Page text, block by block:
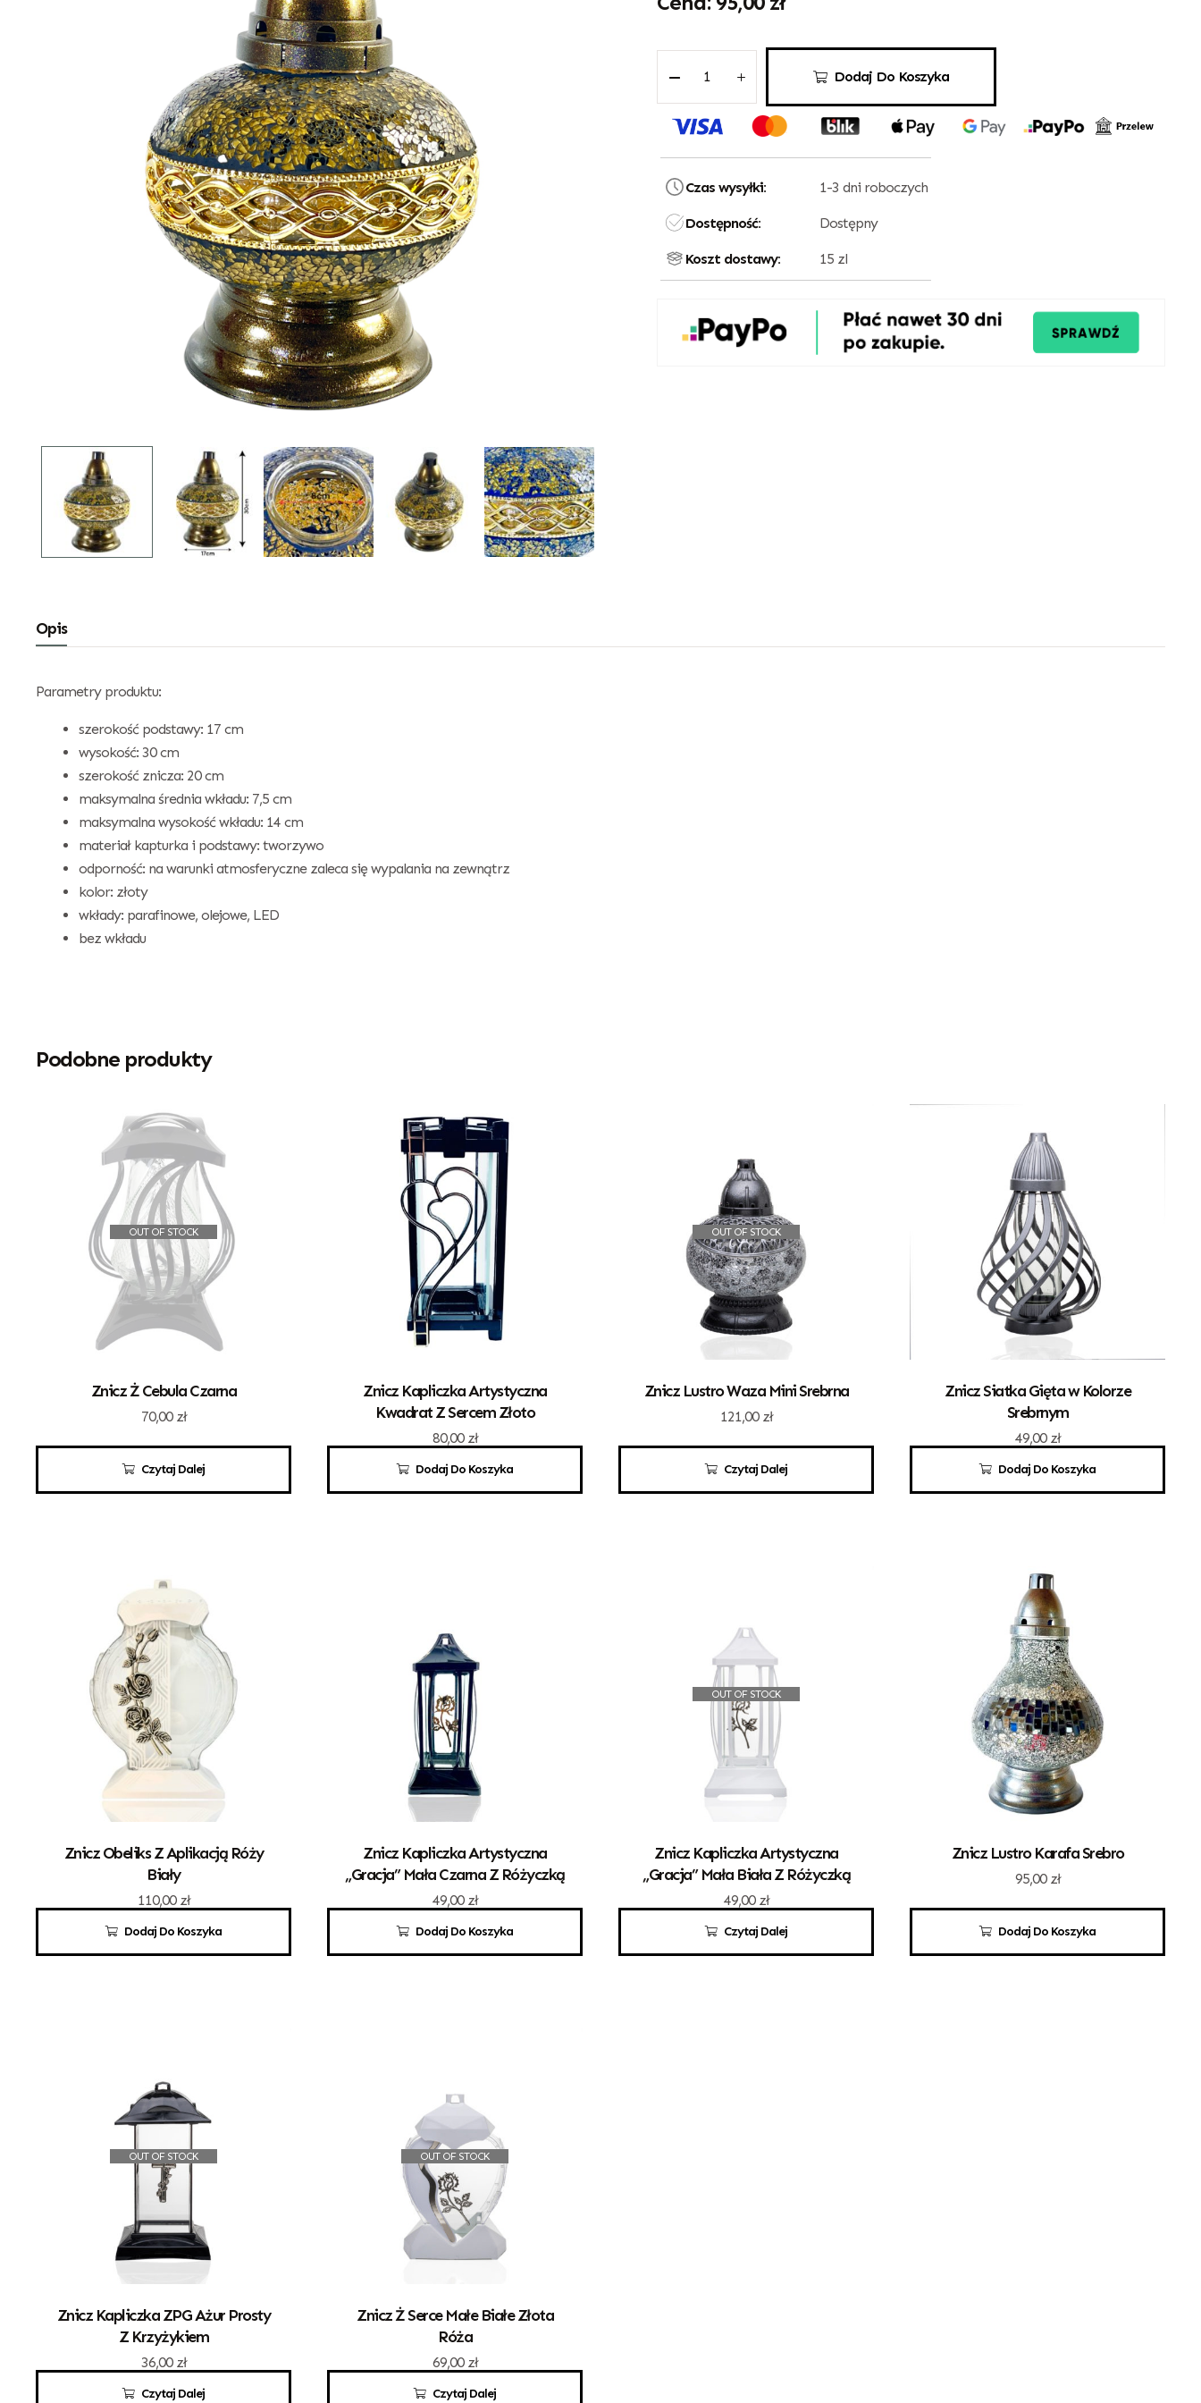
Dodaj Do Koszyka
Czas wysyłki: 1-3 dni roboczych
Dostępność: Dostępny
Koszt dostawy: 15 zl
Opis
Parametry produktu:
szerokość podstawy: 17 cm
wysokość: 30 cm
szerokość znicza: 20 cm
maksymalna średnia wkładu: 7,5 cm
maksymalna wysokość wkładu: 14 cm
materiał kapturka i podstawy: tworzywo
odporność: na warunki atmosferyczne zaleca się wypalania na zewnątrz
kolor: złoty
wkłady: parafinowe, olejowe, LED
bez wkładu
Podobne produkty
OUT OF STOCK
Czytaj Dalej
Znicz Ż Cebula Czarna
70,00 zł
Dodaj Do Koszyka
Znicz Kapliczka Artystyczna
Kwadrat Z Sercem Złoto
80,00 zł
OUT OF STOCK
Czytaj Dalej
Znicz Lustro Waza Mini Srebrna
121,00 zł
Dodaj Do Koszyka
Znicz Siatka Gięta w Kolorze
Srebrnym
49,00 zł
Dodaj Do Koszyka
Znicz Obeliks Z Aplikacją Róży
Biały
110,00 zł
Dodaj Do Koszyka
Znicz Kapliczka Artystyczna
„Gracja” Mała Czarna Z Różyczką
49,00 zł
OUT OF STOCK
Czytaj Dalej
Znicz Kapliczka Artystyczna
„Gracja” Mała Biała Z Różyczką
49,00 zł
Dodaj Do Koszyka
Znicz Lustro Karafa Srebro
95,00 zł
OUT OF STOCK
Czytaj Dalej
Znicz Kapliczka ZPG Ażur Prosty
Z Krzyżykiem
36,00 zł
OUT OF STOCK
Czytaj Dalej
Znicz Ż Serce Małe Białe Złota
Róża
69,00 zł